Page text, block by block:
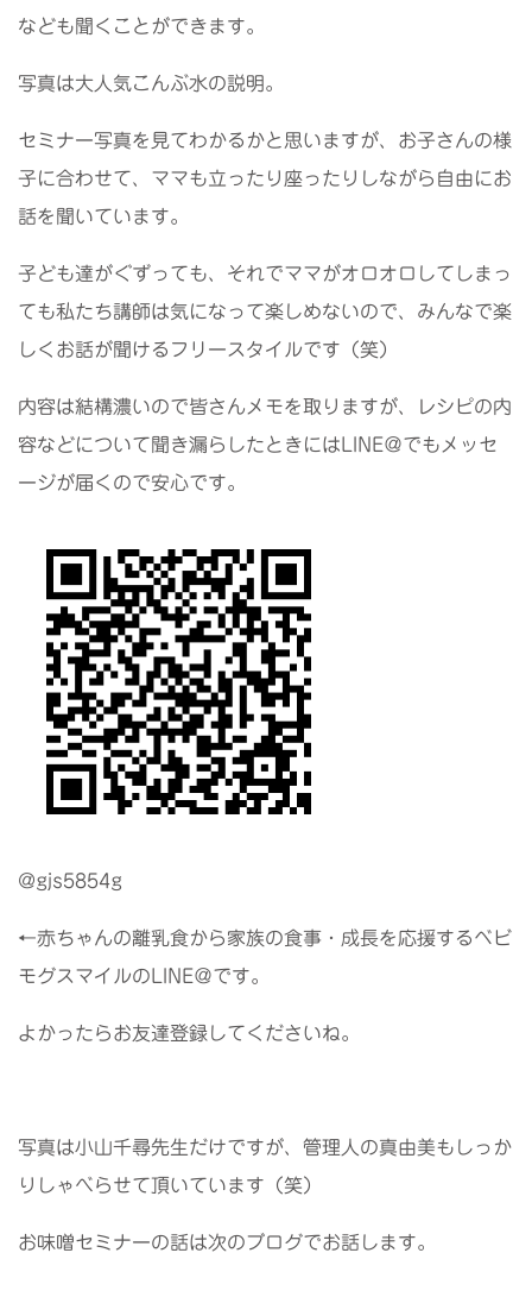
なども聞くことができます。
写真は大人気こんぶ水の説明。
セミナー写真を見てわかるかと思いますが、お子さんの様
子に合わせて、ママも立ったり座ったりしながら自由にお
話を聞いています。
子ども達がぐずっても、それでママがオロオロしてしまっ
ても私たち講師は気になって楽しめないので、みんなで楽
しくお話が聞けるフリースタイルです（笑）
内容は結構濃いので皆さんメモを取りますが、レシピの内
容などについて聞き漏らしたときにはLINE＠でもメッセ
ージが届くので安心です。
@gjs5854g
←赤ちゃんの離乳食から家族の食事・成長を応援するベビ
モグスマイルのLINE＠です。
よかったらお友達登録してくださいね。
写真は小山千尋先生だけですが、管理人の真由美もしっか
りしゃべらせて頂いています（笑）
お味噌セミナーの話は次のブログでお話します。